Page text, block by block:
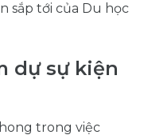
sắp tới của Du học
dự sự kiện
trong việc